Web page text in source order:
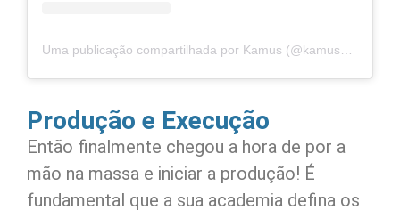
Produção e Execução
Então finalmente chegou a hora de por a
mão na massa e iniciar a produção! É
fundamental que a sua academia defina os